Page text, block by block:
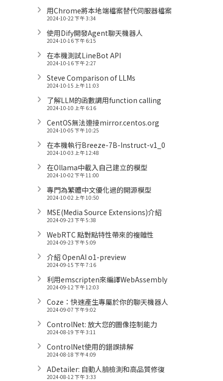
用Chrome將本地端檔案替代伺服器檔案
2024-10-22 下午 3:34
使用Dify開發Agent聊天機器人
2024-10-16 下午 6:15
在本機測試LineBot API
2024-10-16 下午 2:27
Steve Comparison of LLMs
2024-10-15 上午 11:03
了解LLM的函數調用function calling
2024-10-10 上午 6:16
CentOS無法連接mirror.centos.org
2024-10-05 下午 10:25
在本機執行Breeze-7B-Instruct-v1_0
2024-10-03 上午 12:48
在Ollama中載入自己建立的模型
2024-10-02 下午 11:00
專門為繁體中文優化過的開源模型
2024-10-02 上午 10:50
MSE(Media Source Extensions)介紹
2024-09-23 下午 5:38
WebRTC 點對點特性帶來的複雜性
2024-09-23 下午 5:09
介紹 OpenAI o1-preview
2024-09-15 下午 7:16
利用emscripten來編譯WebAssembly
2024-09-12 下午 12:03
Coze：快速產生專屬於你的聊天機器人
2024-09-07 下午 9:02
ControlNet: 放大您的圖像控制能力
2024-08-19 下午 3:11
ControlNet使用的錯誤排解
2024-08-18 下午 4:09
ADetailer: 自動人臉檢測和高品質修復
2024-08-12 下午 3:33